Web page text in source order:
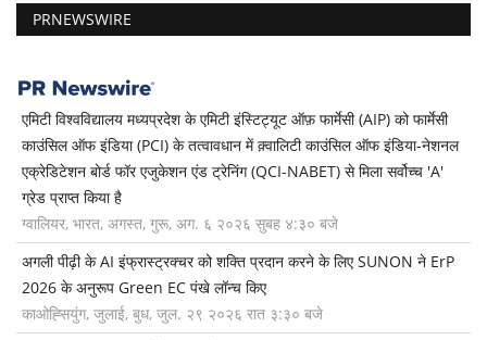
PRNEWSWIRE
एमिटी विश्वविद्यालय मध्यप्रदेश के एमिटी इंस्टिट्यूट ऑफ़ फार्मेसी (AIP) को फार्मेसी
काउंसिल ऑफ इंडिया (PCI) के तत्वावधान में क़्वालिटी काउंसिल ऑफ इंडिया-नेशनल
एक्रेडिटेशन बोर्ड फॉर एजुकेशन एंड ट्रेनिंग (QCI-NABET) से मिला सर्वोच्च 'A'
ग्रेड प्राप्त किया है
ग्वालियर, भारत, अगस्त, गुरू, अग. ६ २०२६ सुबह ४:३० बजे
अगली पीढ़ी के AI इंफ्रास्ट्रक्चर को शक्ति प्रदान करने के लिए SUNON ने ErP
2026 के अनुरूप Green EC पंखे लॉन्च किए
काओह्सियुंग, जुलाई, बुध, जुल. २९ २०२६ रात ३:३० बजे